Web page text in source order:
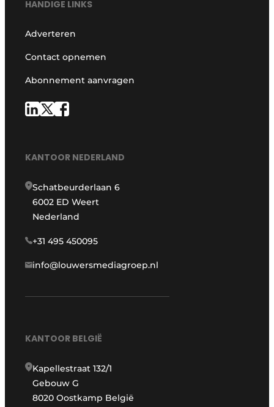
HANDIGE LINKS
Adverteren
Contact opnemen
Abonnement aanvragen
KANTOOR NEDERLAND
Schatbeurderlaan 6
6002 ED Weert
Nederland
+31 495 450095
info@louwersmediagroep.nl
KANTOOR BELGIË
Kapellestraat 132/1
Gebouw G
8020 Oostkamp België